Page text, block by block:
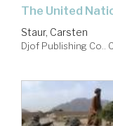
The United
Staur, Carsten
Djof Publishing Co..